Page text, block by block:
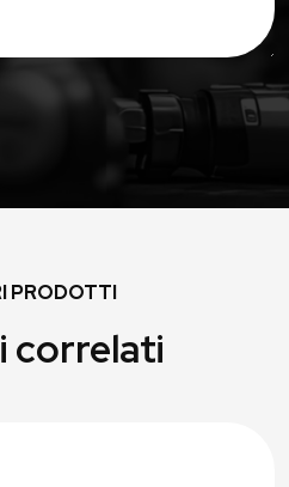
PRODOTTI
correlati